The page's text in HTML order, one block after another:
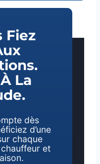
Fiez
La
dès
d’une
chaque
et